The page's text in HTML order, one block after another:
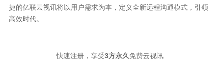
捷的亿联云视讯将以用户需求为本，定义全新远程沟通模式，引领
高效时代。
快速注册，享受3方永久免费云视讯